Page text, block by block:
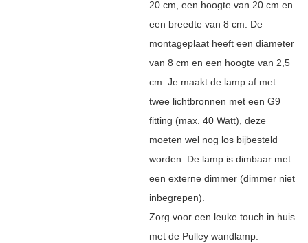
20 cm, een hoogte van 20 cm en
een breedte van 8 cm. De
montageplaat heeft een diameter
van 8 cm en een hoogte van 2,5
cm. Je maakt de lamp af met
twee lichtbronnen met een G9
fitting (max. 40 Watt), deze
moeten wel nog los bijbesteld
worden. De lamp is dimbaar met
een externe dimmer (dimmer niet
inbegrepen).
Zorg voor een leuke touch in huis
met de Pulley wandlamp.